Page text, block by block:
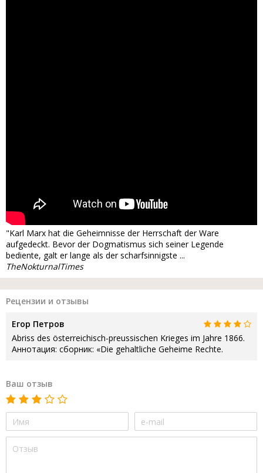
"Karl Marx hat die Geheimnisse der Herrschaft der Ware
aufgedeckt. Bevor der Dogmatismus sich seiner Legende
bediente, galt er lange als der scharfsinnigste ...
TheNokturnalTimes
Рецензии и отзывы
Егор Петров
Abriss des österreichisch-preussischen Krieges im Jahre 1866.
Аннотация: сборник: «Die gehaltliche Geheime Rechte.
Ваш отзыв